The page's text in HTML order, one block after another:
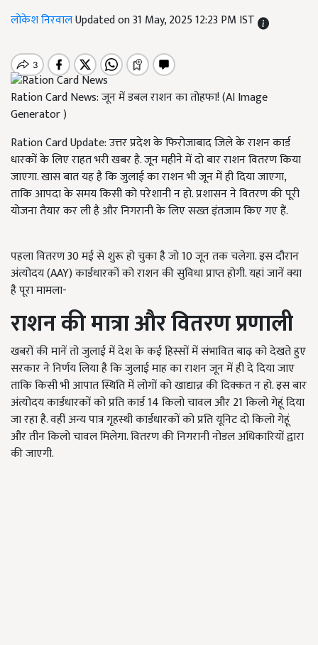
लोकेश निरवालUpdated on 31 May, 2025 12:23 PM IST
Ration Card News: जून में डबल राशन का तोहफा! (AI Image
Generator )
Ration Card Update: उत्तर प्रदेश के फिरोजाबाद जिले के राशन कार्ड
धारकों के लिए राहत भरी खबर है. जून महीने में दो बार राशन वितरण किया
जाएगा. खास बात यह है कि जुलाई का राशन भी जून में ही दिया जाएगा,
ताकि आपदा के समय किसी को परेशानी न हो. प्रशासन ने वितरण की पूरी
योजना तैयार कर ली है और निगरानी के लिए सख्त इंतजाम किए गए हैं.
पहला वितरण 30 मई से शुरू हो चुका है जो 10 जून तक चलेगा. इस दौरान
अंत्योदय (AAY) कार्डधारकों को राशन की सुविधा प्राप्त होगी. यहां जानें क्या
है पूरा मामला-
राशन की मात्रा और वितरण प्रणाली
खबरों की मानें तो जुलाई में देश के कई हिस्सों में संभावित बाढ़ को देखते हुए
सरकार ने निर्णय लिया है कि जुलाई माह का राशन जून में ही दे दिया जाए
ताकि किसी भी आपात स्थिति में लोगों को खाद्यान्न की दिक्कत न हो. इस बार
अंत्योदय कार्डधारकों को प्रति कार्ड 14 किलो चावल और 21 किलो गेहूं दिया
जा रहा है. वहीं अन्य पात्र गृहस्थी कार्डधारकों को प्रति यूनिट दो किलो गेहूं
और तीन किलो चावल मिलेगा. वितरण की निगरानी नोडल अधिकारियों द्वारा
की जाएगी.